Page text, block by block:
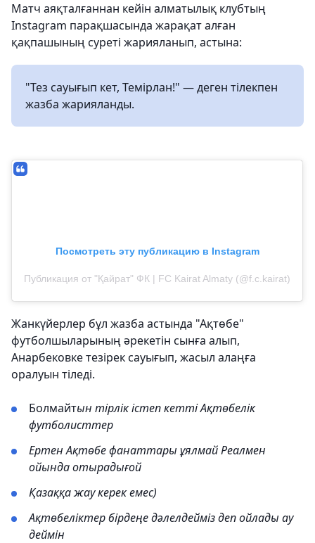
Матч аяқталғаннан кейін алматылық клубтың
Instagram парақшасында жарақат алған
қақпашының суреті жарияланып, астына:
"Тез сауығып кет, Темірлан!" — деген тілекпен
жазба жарияланды.
Посмотреть эту публикацию в Instagram
Публикация от "Қайрат" ФК | FC Kairat Almaty (@f.c.kairat)
Жанкүйерлер бұл жазба астында "Ақтөбе"
футболшыларының әрекетін сынға алып,
Анарбековке тезірек сауығып, жасыл алаңға
оралуын тіледі.
Болмайтын тірлік істеп кетті Ақтөбелік
футболисттер
Ертен Ақтөбе фанаттары ұялмай Реалмен
ойында отырадығой
Қазаққа жау керек емес)
Ақтөбеліктер бірдеңе дәлелдейміз деп ойлады ау
деймін